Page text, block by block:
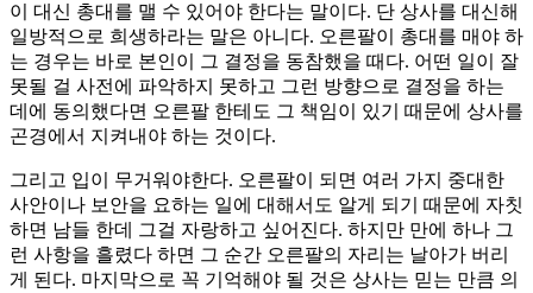
이 대신 총대를 맬 수 있어야 한다는 말이다. 단 상사를 대신해
일방적으로 희생하라는 말은 아니다. 오른팔이 총대를 매야 하
는 경우는 바로 본인이 그 결정을 동참했을 때다. 어떤 일이 잘
못될 걸 사전에 파악하지 못하고 그런 방향으로 결정을 하는
데에 동의했다면 오른팔 한테도 그 책임이 있기 때문에 상사를
곤경에서 지켜내야 하는 것이다.
그리고 입이 무거워야한다. 오른팔이 되면 여러 가지 중대한
사안이나 보안을 요하는 일에 대해서도 알게 되기 때문에 자칫
하면 남들 한데 그걸 자랑하고 싶어진다. 하지만 만에 하나 그
런 사항을 흘렸다 하면 그 순간 오른팔의 자리는 날아가 버리
게 된다. 마지막으로 꼭 기억해야 될 것은 상사는 믿는 만큼 의